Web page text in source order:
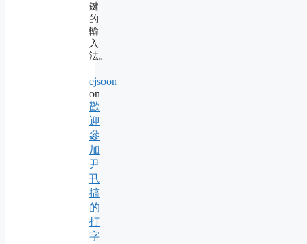
鍵
的
輸
入
法。
ejsoon
on
歡
迎
參
加
尹
卂
搞
的
打
字